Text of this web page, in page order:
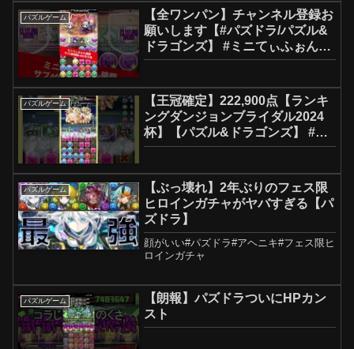
供：株式会社アイ...
パズルゲーム
【全ワンパン】チャンネル登録お
願いします【#パズドラ/パズル&
ドラゴンズ】 #ミニてぃふぉん降
臨 #リュグナー #+891作り用
パズルゲーム
【王冠確定】222,900点【ランキ
ングダンジョンブライダル2024
杯】【パズル&ドラゴンズ】 #パ
ズドラ
パズルゲーム
【ぶっ壊れ】2年ぶりのフェス限
ヒロインガチャがヤバすぎる【パ
ズドラ】
顔がいい#パズドラ#アヘニキ#フェス限ヒ
ロインガチャ
パズルゲーム
【朗報】パズドラついにHPカン
スト